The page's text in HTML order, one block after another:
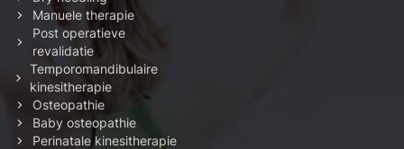
Manuele therapie
Post operatieve
revalidatie
Temporomandibulaire
kinesitherapie
Osteopathie
Baby osteopathie
Perinatale kinesitherapie